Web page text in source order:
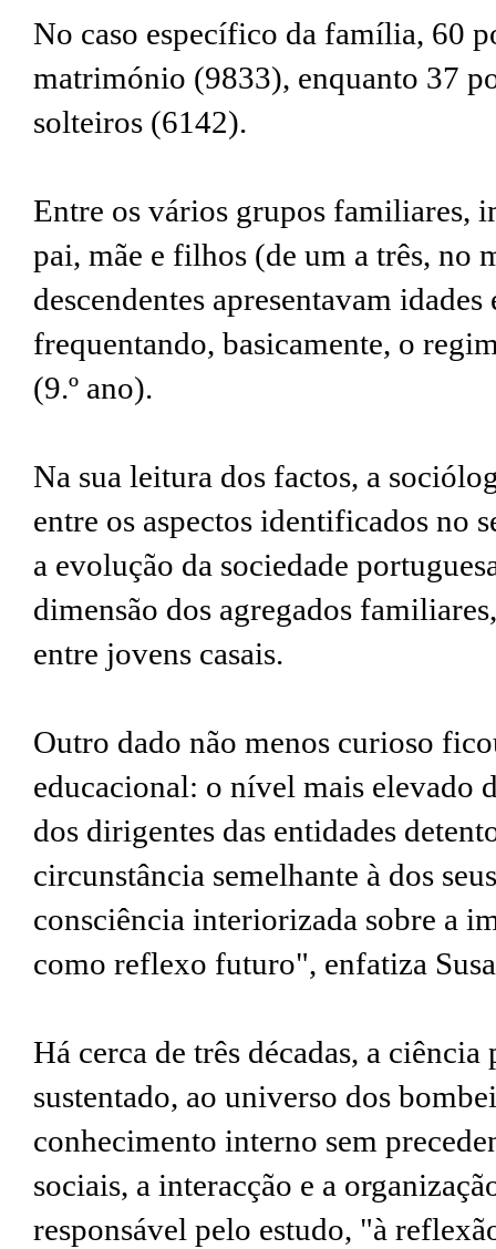
No caso específico da família, 60
matrimónio (9833), enquanto 37
solteiros (6142).
Entre os vários grupos familiares,
pai, mãe e filhos (de um a três, no
descendentes apresentavam
frequentando, basicamente, o
(9.º ano).
Na sua leitura dos factos, a
entre os aspectos identificados no
a evolução da sociedade
dimensão dos agregados
entre jovens casais.
Outro dado não menos curioso
educacional: o nível mais elevado
dos dirigentes das entidades
circunstância semelhante à dos
consciência interiorizada sobre a
como reflexo futuro", enfatiza
Há cerca de três décadas, a
sustentado, ao universo dos
conhecimento interno sem
sociais, a interacção e a
responsável pelo estudo, "à